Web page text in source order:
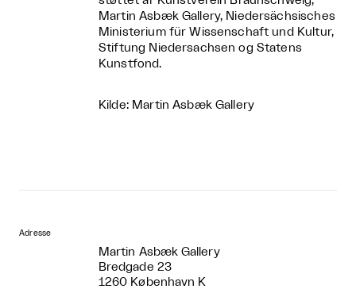
Martin Asbæk Gallery, Niedersächsisches
Ministerium für Wissenschaft und Kultur,
Stiftung Niedersachsen og Statens
Kunstfond.
Kilde: Martin Asbæk Gallery
Adresse
Martin Asbæk Gallery
Bredgade 23
1260 København K